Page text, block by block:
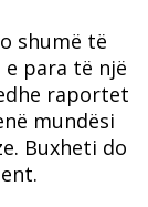
shumë të
para të një
raportet
mundësi
Buxheti do